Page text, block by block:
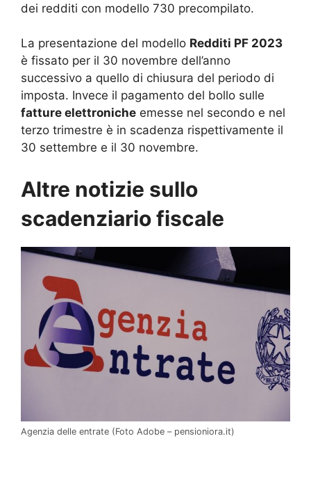
dei redditi con modello 730 precompilato.
La presentazione del modello Redditi PF 2023
è fissato per il 30 novembre dell’anno
successivo a quello di chiusura del periodo di
imposta. Invece il pagamento del bollo sulle
fatture elettroniche emesse nel secondo e nel
terzo trimestre è in scadenza rispettivamente il
30 settembre e il 30 novembre.
Altre notizie sullo
scadenziario fiscale
Agenzia delle entrate (Foto Adobe – pensioniora.it)